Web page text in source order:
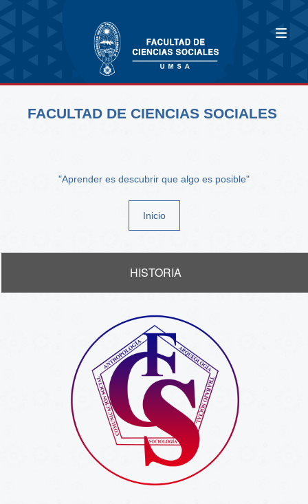
FACULTAD DE CIENCIAS SOCIALES
"Aprender es descubrir que algo es posible"
Inicio
HISTORIA